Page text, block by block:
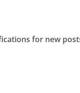
for new